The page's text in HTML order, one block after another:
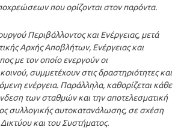
που ορίζονται στον παρόντα.
Περιβάλλοντος και Ενέργειας, μετά
Αρχής Αποβλήτων, Ενέργειας και
με τον οποίο ενεργούν οι
συμμετέχουν στις δραστηριότητες και
ενέργεια. Παράλληλα, καθορίζεται κάθε
των σταθμών και την αποτελεσματική
συλλογικής αυτοκατανάλωσης, σε σχέση
και του Συστήματος.